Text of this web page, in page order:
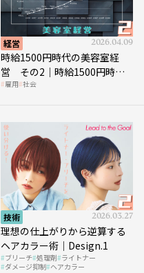
経営 2026.04.09
時給1500円時代の美容室経
営 その2｜時給1500円時代
に支払う給与はいくらなのか
雇用 社会
技術 2026.03.27
理想の仕上がりから逆算する
ヘアカラー術｜Design.1
ブリーチ 処理剤 ライトナー
ダメージ抑制 ヘアカラー